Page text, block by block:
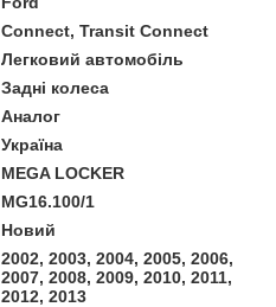
Connect, Transit Connect
Легковий автомобіль
Задні колеса
Аналог
Україна
MEGA LOCKER
MG16.100/1
Новий
2002, 2003, 2004, 2005, 2006,
2007, 2008, 2009, 2010, 2011,
2012, 2013